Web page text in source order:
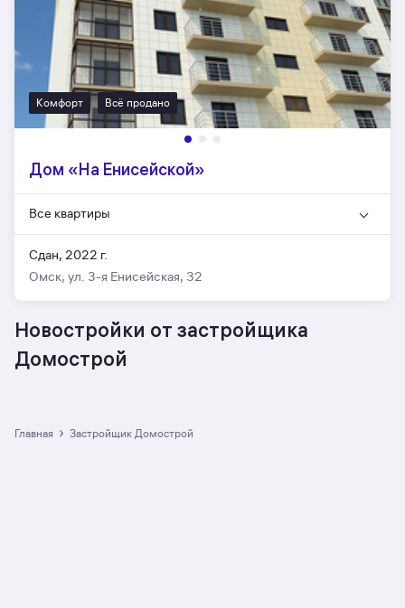
Комфорт Всё продано
Дом «На Енисейской»
Все квартиры
Сдан, 2022 г.
Омск, ул. 3-я Енисейская, 32
Новостройки от застройщика
Домострой
Главная › Застройщик Домострой